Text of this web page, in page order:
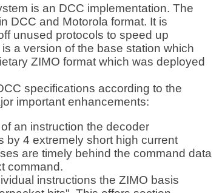
is an DCC implementation. The
DCC and Motorola format. It is
unused protocols to speed up
a version of the base station which
ZIMO format which was deployed
specifications according to the
important enhancements:
an instruction the decoder
by 4 extremely short high current
are timely behind the command data
command.
instructions the ZIMO basis